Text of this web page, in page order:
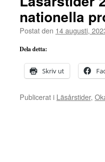
nationella
Postat den 14 augusti,
Dela detta:
Skriv ut
Publicerat i Läsårstider,